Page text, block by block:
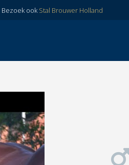
Bezoek ookStal Brouwer Holland